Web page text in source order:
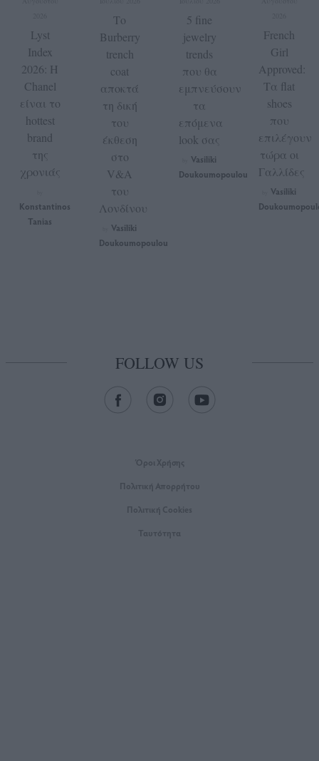
Lyst
Index
2026: Η
Chanel
είναι το
hottest
brand
της
χρονιάς
Konstantinos
Tanias
Το
Burberry
trench
coat
αποκτά
τη δική
του
έκθεση
στο
V&A
του
Λονδίνου
Vasiliki
Doukoumopoulou
5 fine
jewelry
trends
που θα
εμπνεύσουν
τα
επόμενα
look σας
Vasiliki
Doukoumopoulou
French
Girl
Approved:
Τα flat
shoes
που
επιλέγουν
τώρα οι
Γαλλίδες
Vasiliki
FOLLOW US
Όροι Xρήσης
Πολιτική Απορρήτου
Πολιτική Cookies
Ταυτότητα